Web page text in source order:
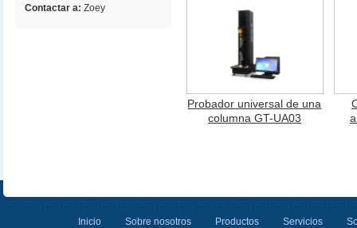
Contactar a:Zoey
Probador universal de una
columna GT-UA03
Inicio Sobre nosotros Productos Servicios